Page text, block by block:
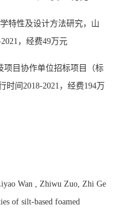
特性及设计方法研究，山
，经费49 万元
项目协作单位招标项目（标
时间 2018-2021 ，经费194 万
Wan , Zhiwu Zuo, Zhi Ge
of silt-based foamed